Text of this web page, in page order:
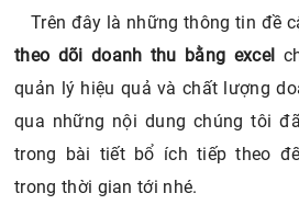
Trên đây là những thông tin đề
theo dõi doanh thu bằng excel
quản lý hiệu quả và chất lượng
qua những nội dung chúng tôi
trong bài tiết bổ ích tiếp theo
trong thời gian tới nhé.